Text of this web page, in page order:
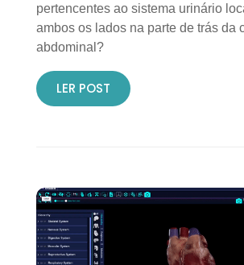
pertencentes ao sistema urinário
ambos os lados na parte de trás da
abdominal?
LER POST